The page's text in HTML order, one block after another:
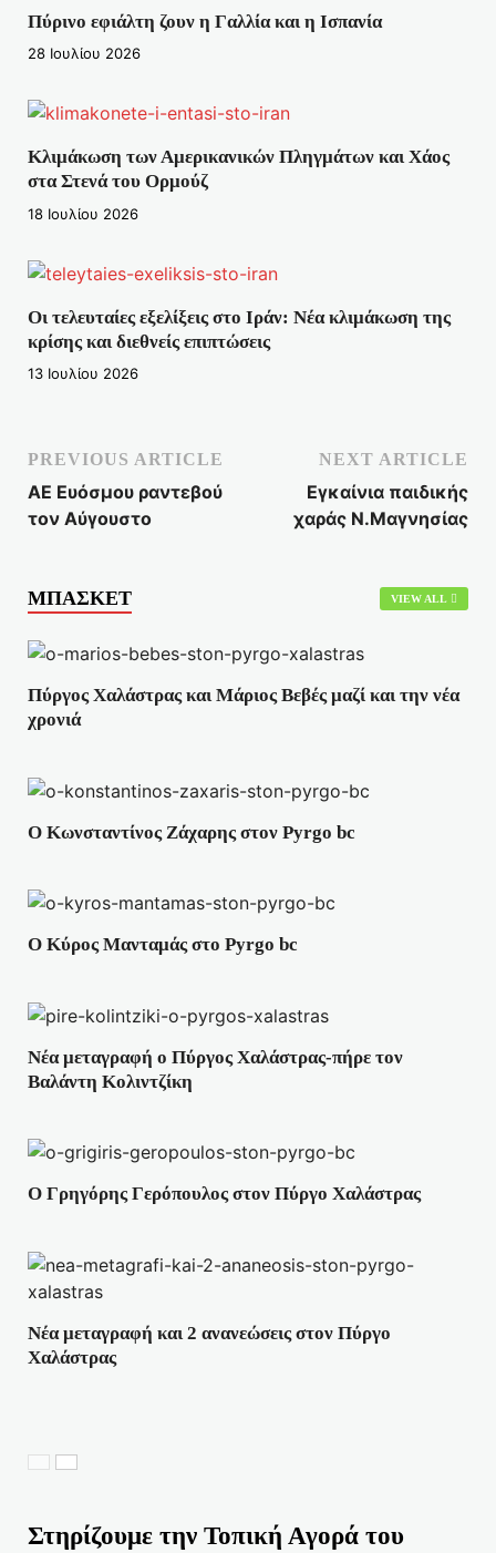
Πύρινο εφιάλτη ζουν η Γαλλία και η Ισπανία
28 Ιουλίου 2026
Κλιμάκωση των Αμερικανικών Πληγμάτων και Χάος
στα Στενά του Ορμούζ
18 Ιουλίου 2026
Οι τελευταίες εξελίξεις στο Ιράν: Νέα κλιμάκωση της
κρίσης και διεθνείς επιπτώσεις
13 Ιουλίου 2026
PREVIOUS ARTICLE
ΑΕ Ευόσμου ραντεβού
τον Αύγουστο
NEXT ARTICLE
Εγκαίνια παιδικής
χαράς Ν.Μαγνησίας
ΜΠΑΣΚΕΤ VIEW ALL
Πύργος Χαλάστρας και Μάριος Βεβές μαζί και την νέα
χρονιά
Ο Κωνσταντίνος Ζάχαρης στον Pyrgo bc
Ο Κύρος Μανταμάς στο Pyrgo bc
Νέα μεταγραφή ο Πύργος Χαλάστρας-πήρε τον
Βαλάντη Κολιντζίκη
Ο Γρηγόρης Γερόπουλος στον Πύργο Χαλάστρας
Νέα μεταγραφή και 2 ανανεώσεις στον Πύργο
Χαλάστρας
Στηρίζουμε την Τοπική Αγορά του